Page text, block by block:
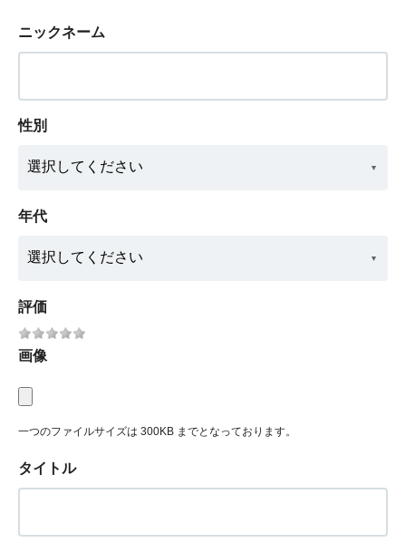
ニックネーム
性別
年代
評価
画像
一つのファイルサイズは 300KB までとなっております。
タイトル